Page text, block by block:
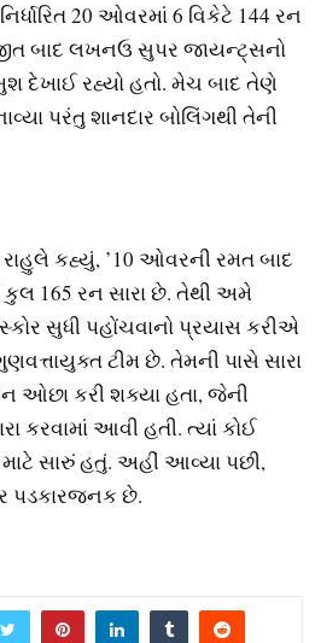
20 ઓવરમાં 6 વિકેટે 144 રન
બાદ લખનઉ સુપર જાયન્ટ્સનો
દેખાઈ રહ્યો હતો. મેચ બાદ તેણે
પરંતુ શાનદાર બોલિંગથી તેની
કહ્યું, ’10 ઓવરની રમત બાદ
165 રન સારા છે. તેથી અમે
સુધી પહોંચવાનો પ્રયાસ કરીએ
ટીમ છે. તેમની પાસે સારા
ઓછા કરી શક્યા હતા, જેની
કરવામાં આવી હતી. ત્યાં કોઈ
સારું હતું. અહીં આવ્યા પછી,
પડકારજનક છે.